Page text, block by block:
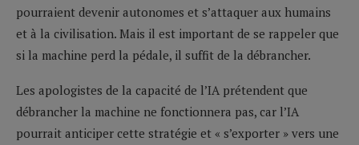
pourraient devenir autonomes et s’attaquer aux humains
et à la civilisation. Mais il est important de se rappeler que
si la machine perd la pédale, il suffit de la débrancher.
Les apologistes de la capacité de l’IA prétendent que
débrancher la machine ne fonctionnera pas, car l’IA
pourrait anticiper cette stratégie et « s’exporter » vers une